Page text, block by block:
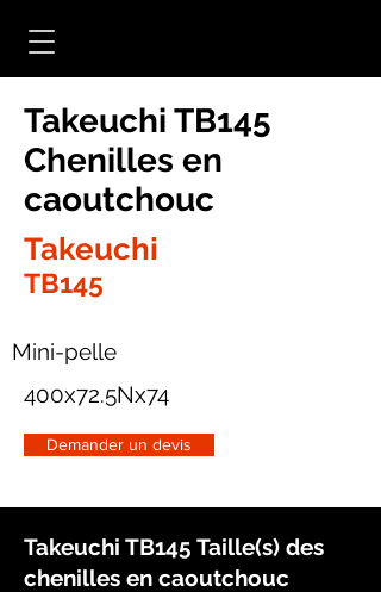
Takeuchi TB145
Chenilles en
caoutchouc
Takeuchi
TB145
Mini-pelle
400x72.5Nx74
Demander un devis
Takeuchi TB145 Taille(s) des
chenilles en caoutchouc